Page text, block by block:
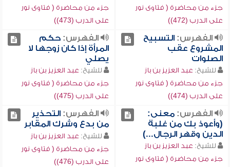
جزء من محاضرة ( فتاوى نور
على الدرب (472))
جزء من محاضرة ( فتاوى نور
على الدرب (473))
الفهرس:التسبيح
المشروع عقب
الصلوات
للشيخ: عبد العزيز بن باز
جزء من محاضرة ( فتاوى نور
على الدرب (474))
الفهرس:حكم
المرأة إذا كان زوجها لا
يصلي
للشيخ: عبد العزيز بن باز
جزء من محاضرة ( فتاوى نور
على الدرب (475))
الفهرس:معنى:
(وأعوذ بك من غلبة
الدين وقهر الرجال...)
للشيخ: عبد العزيز بن باز
جزء من محاضرة ( فتاوى نور
الفهرس:التحذير
من بدع وشرك المقابر
للشيخ: عبد العزيز بن باز
جزء من محاضرة ( فتاوى نور
على الدرب (476))